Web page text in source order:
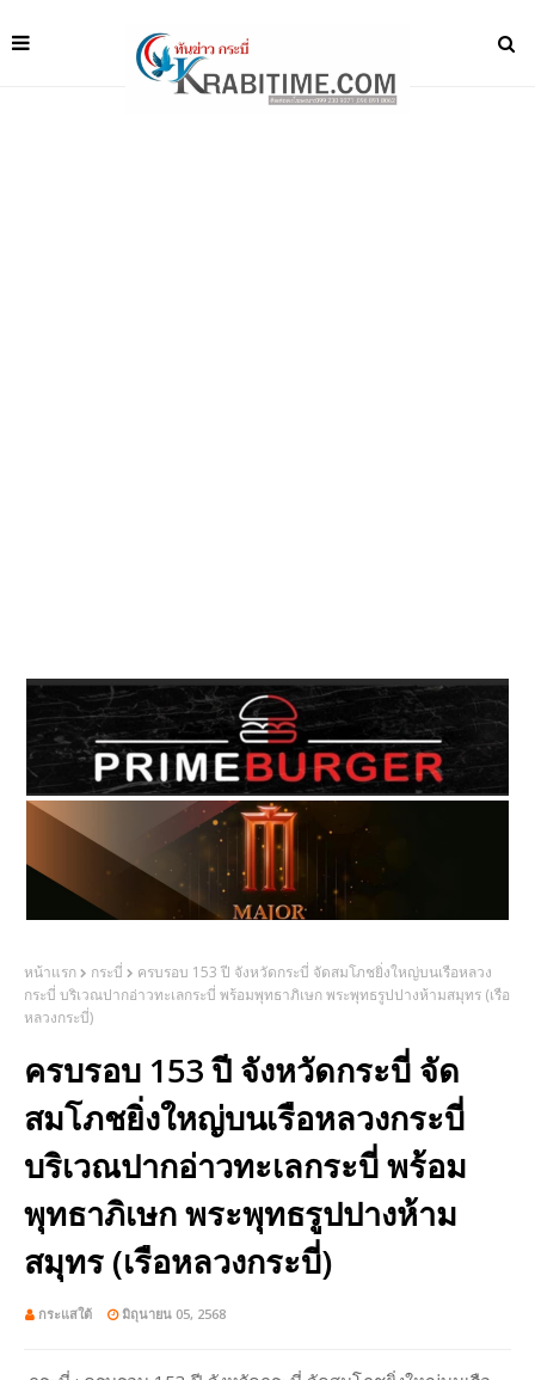
หน้าแรก กระบี่
ครบรอบ 153 ปี จังหวัดกระบี่ จัดสมโภชยิ่งใหญ่บนเรือหลวง
กระบี่ บริเวณปากอ่าวทะเลกระบี่ พร้อมพุทธาภิเษก พระพุทธรูปปางห้ามสมุทร (เรือ
หลวงกระบี่)
ครบรอบ 153 ปี จังหวัดกระบี่ จัด
สมโภชยิ่งใหญ่บนเรือหลวงกระบี่
บริเวณปากอ่าวทะเลกระบี่ พร้อม
พุทธาภิเษก พระพุทธรูปปางห้าม
สมุทร (เรือหลวงกระบี่)
กระแสใต้ มิถุนายน 05, 2568